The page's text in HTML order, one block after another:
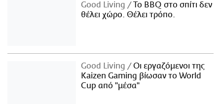
Good Living
Το BBQ στο σπίτι δεν
θέλει χώρο. Θέλει τρόπο.
Good Living
Οι εργαζόμενοι της
Kaizen Gaming βίωσαν το World
Cup από "μέσα"